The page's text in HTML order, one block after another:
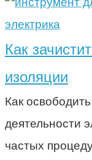
электрика
Как
изоляции
Как
деятельности
частых